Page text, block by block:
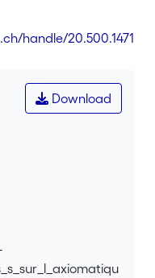
handle/20.500.1471
Download